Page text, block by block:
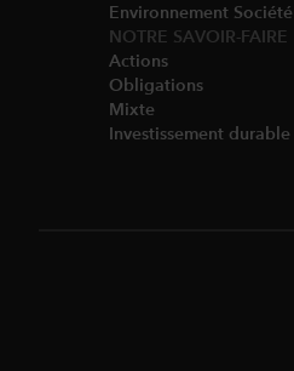
Environnement
NOTRE SAVOIR-FAIRE
Actions
Obligations
Mixte
Investissement durable